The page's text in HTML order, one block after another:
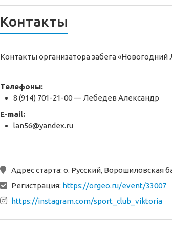
Контакты
Контакты организатора забега
Телефоны:
8 (914) 701-21-00 — Лебедев Александр
E-mail:
lan56@yandex.ru
Адрес старта: о. Русский, Ворошиловская
Регистрация: https://orgeo.ru/event/33007
https://instagram.com/sport_club_viktoria